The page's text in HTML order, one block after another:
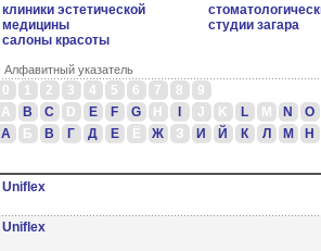
клиники эстетической
медицины
салоны красоты
студии загара
Алфавитный указатель
0 1 2 3 4 5 6 7 8
9
A
B C D E F G H J K L M N
O
А
Б В Г Д Е Ё Ж З И Й К Л М Н
Uniflex
Uniflex